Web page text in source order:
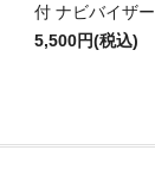
付 ナビバイザー
5,500円(税込)